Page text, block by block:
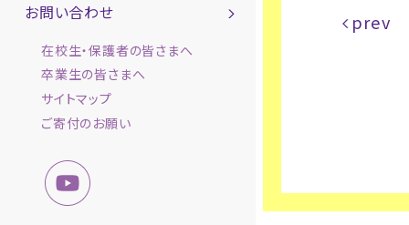
お問い合わせ
在校生・保護者の皆さまへ
卒業生の皆さまへ
サイトマップ
ご寄付のお願い
prev